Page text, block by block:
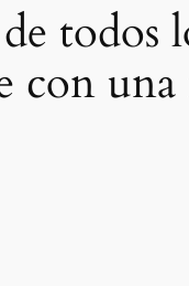
todos